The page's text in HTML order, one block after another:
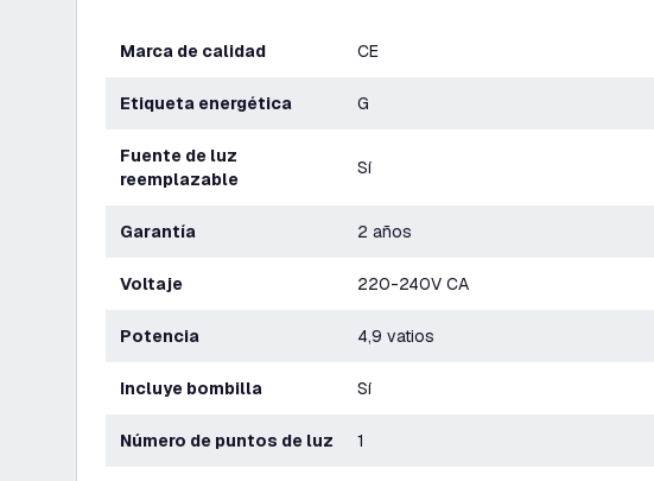
Marca de calidad CE
Etiqueta energética G
Fuente de luz
reemplazable
Sí
Garantía 2 años
Voltaje 220-240V CA
Potencia 4,9 vatios
Incluye bombilla Sí
Número de puntos de luz 1